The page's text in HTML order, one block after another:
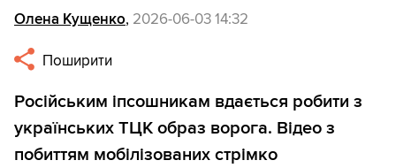
Олена Кущенко, 2026-06-03 14:32
Поширити
Російським іпсошникам вдається робити з
українських ТЦК образ ворога. Відео з
побиттям мобілізованих стрімко